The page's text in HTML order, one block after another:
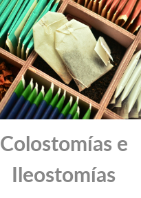
Colostomías e
Ileostomías